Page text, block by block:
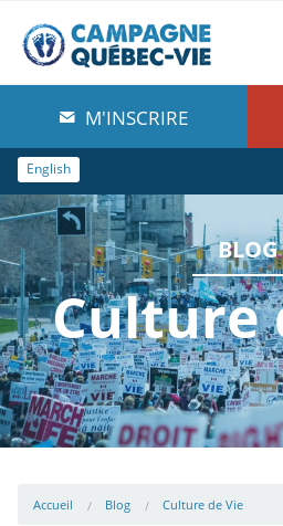
À propos de nous
Blog
Comprendre
Agir
Boutique
M'INSCRIRE
English
BLOG
Culture
Accueil Blog Culture de Vie